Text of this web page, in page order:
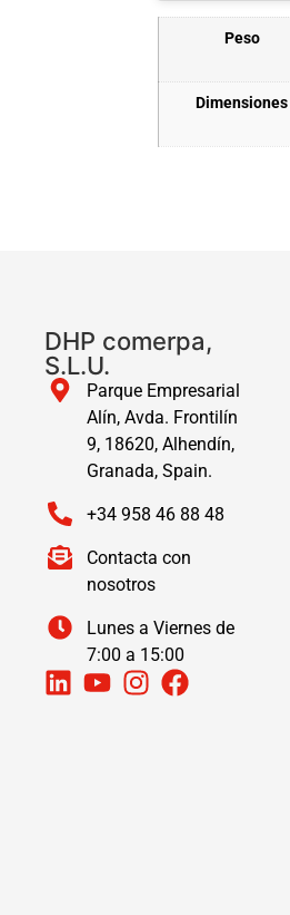
Peso
Dimensiones
DHP comerpa,
S.L.U.
Parque Empresarial
Alín, Avda. Frontilín
9, 18620, Alhendín,
Granada, Spain.
+34 958 46 88 48
Contacta con
nosotros
Lunes a Viernes de
7:00 a 15:00